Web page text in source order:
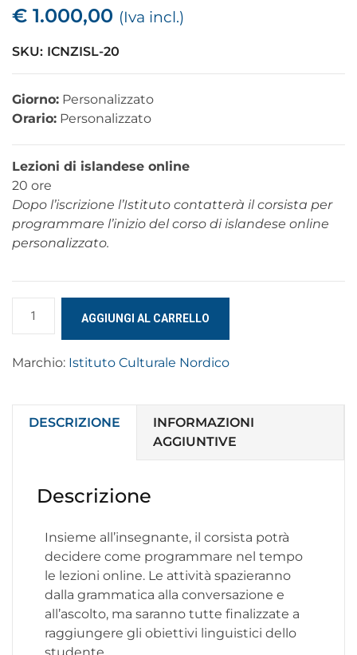
€ 1.000,00 (Iva incl.)
SKU: ICNZISL-20
Giorno: Personalizzato
Orario: Personalizzato
Lezioni di islandese online
20 ore
Dopo l’iscrizione l’Istituto contatterà il corsista per
programmare l’inizio del corso di islandese online
personalizzato.
AGGIUNGI AL CARRELLO
Marchio: Istituto Culturale Nordico
DESCRIZIONE
INFORMAZIONI
AGGIUNTIVE
Descrizione
Insieme all’insegnante, il corsista potrà
decidere come programmare nel tempo
le lezioni online. Le attività spazieranno
dalla grammatica alla conversazione e
all’ascolto, ma saranno tutte finalizzate a
raggiungere gli obiettivi linguistici dello